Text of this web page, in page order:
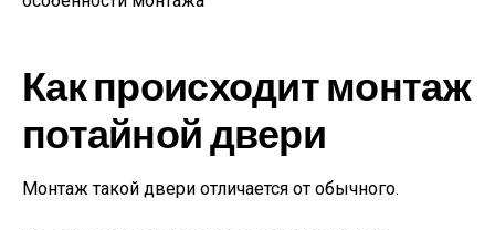
Как происходит монтаж
потайной двери
Монтаж такой двери отличается от обычного.